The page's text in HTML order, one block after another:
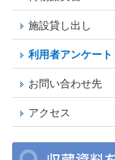
施設貸し出し
利用者アンケート
お問い合わせ先
アクセス